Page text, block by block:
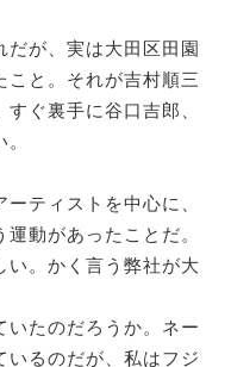
が、実は大田区田園
こと。それが吉村順三
ぐ裏手に谷口吉郎、
ティストを中心に、
動があったことだ。
い。かく言う弊社が大
たのだろうか。ネー
いるのだが、私はフジ